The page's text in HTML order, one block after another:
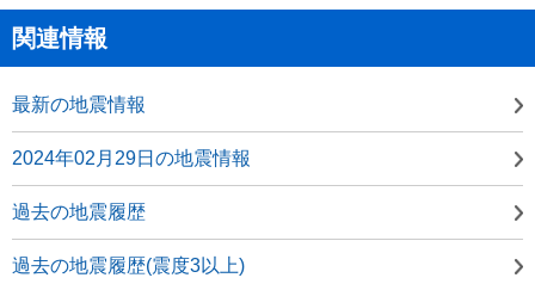
関連情報
最新の地震情報
2024年02月29日の地震情報
過去の地震履歴
過去の地震履歴(震度3以上)